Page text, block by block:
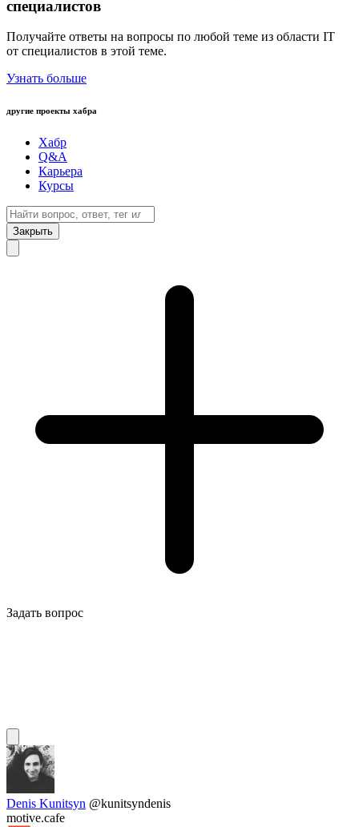
специалистов
Получайте ответы на вопросы по любой теме из области IT
от специалистов в этой теме.
Узнать больше
другие проекты хабра
Хабр
Q&A
Карьера
Курсы
Закрыть
Задать вопрос
Denis Kunitsyn @kunitsyndenis
motive.cafe